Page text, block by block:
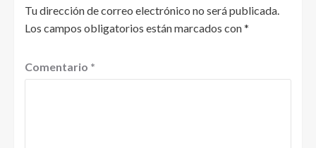
Tu dirección de correo electrónico no será publicada.
Los campos obligatorios están marcados con*
Comentario *